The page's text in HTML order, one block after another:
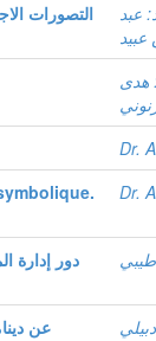
التصورات
عبد
عبيد
هدى
Dr.
Dr.
دور إدارة
طيبي
عن